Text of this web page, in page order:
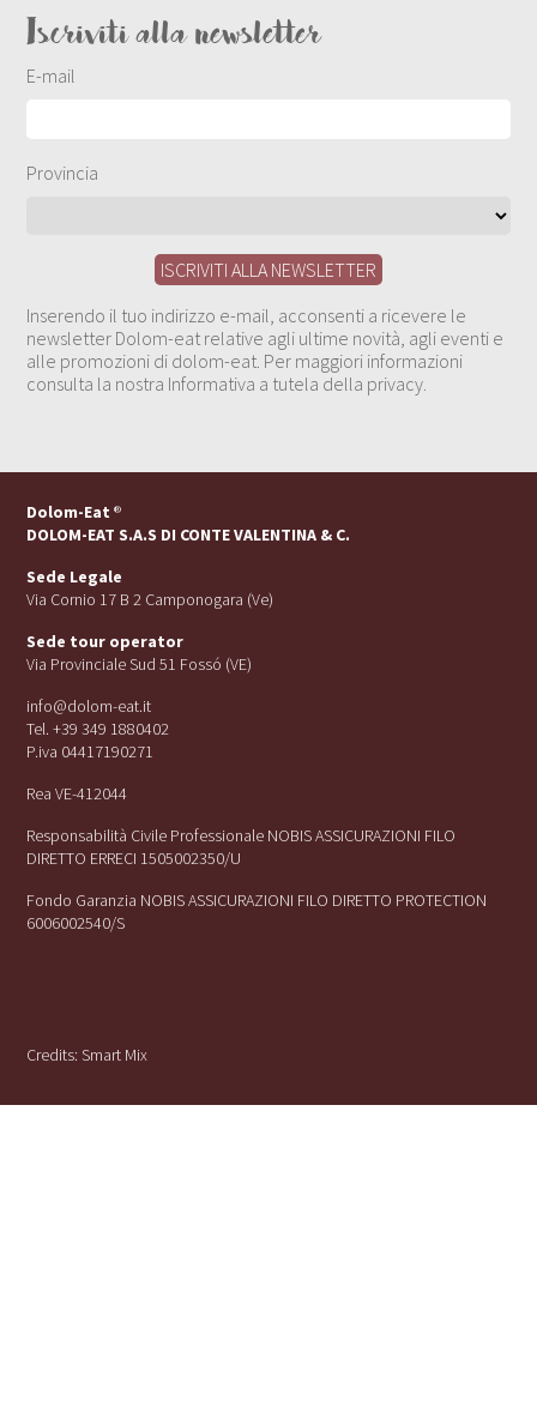
Iscriviti alla newsletter
E-mail
Provincia
Inserendo il tuo indirizzo e-mail, acconsenti a ricevere le
newsletter Dolom-eat relative agli ultime novità, agli eventi e
alle promozioni di dolom-eat. Per maggiori informazioni
consulta la nostra Informativa a tutela della privacy.
Dolom-Eat ®
DOLOM-EAT S.A.S DI CONTE VALENTINA & C.
Sede Legale
Via Cornio 17 B 2 Camponogara (Ve)
Sede tour operator
Via Provinciale Sud 51 Fossó (VE)
info@dolom-eat.it
Tel. +39 349 1880402
P.iva 04417190271
Rea VE-412044
Responsabilità Civile Professionale NOBIS ASSICURAZIONI FILO
DIRETTO ERRECI 1505002350/U
Fondo Garanzia NOBIS ASSICURAZIONI FILO DIRETTO PROTECTION
6006002540/S
Credits:Smart Mix